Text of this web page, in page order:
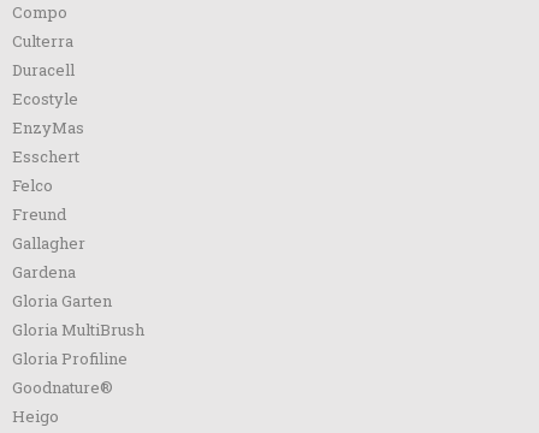
Compo
Culterra
Duracell
Ecostyle
EnzyMas
Esschert
Felco
Freund
Gallagher
Gardena
Gloria Garten
Gloria MultiBrush
Gloria Profiline
Goodnature®
Heigo